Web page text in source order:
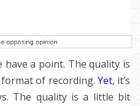
have a point. The quality is
of recording. Yet, it’s
The quality is a little bit